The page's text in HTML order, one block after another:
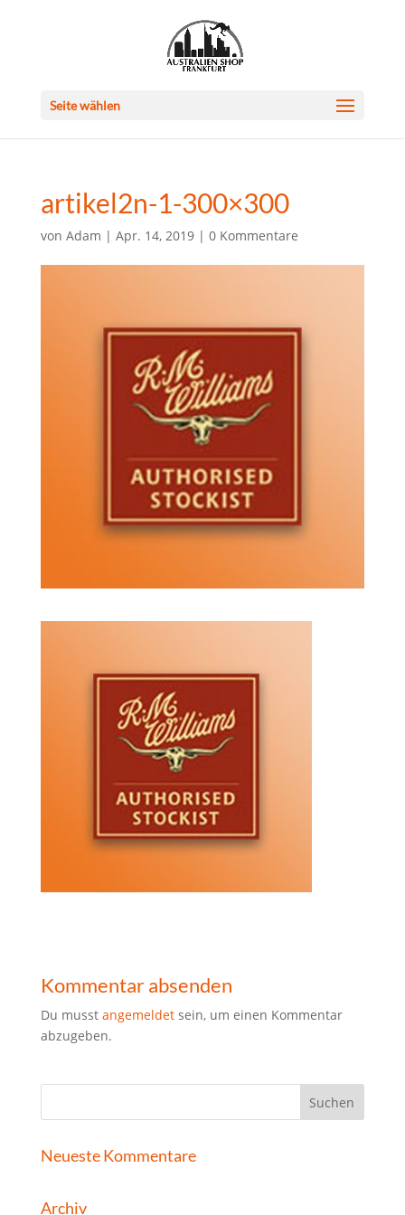
Seite wählen
artikel2n-1-300×300
von Adam | Apr. 14, 2019| 0 Kommentare
Kommentar absenden
Du musst angemeldetsein, um einen Kommentar
abzugeben.
Neueste Kommentare
Archiv